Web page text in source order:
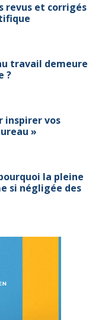
revus et corrigés
travail demeure
?
inspirer vos
»
la pleine
si négligée des